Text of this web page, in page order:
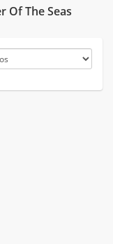
Of The Seas